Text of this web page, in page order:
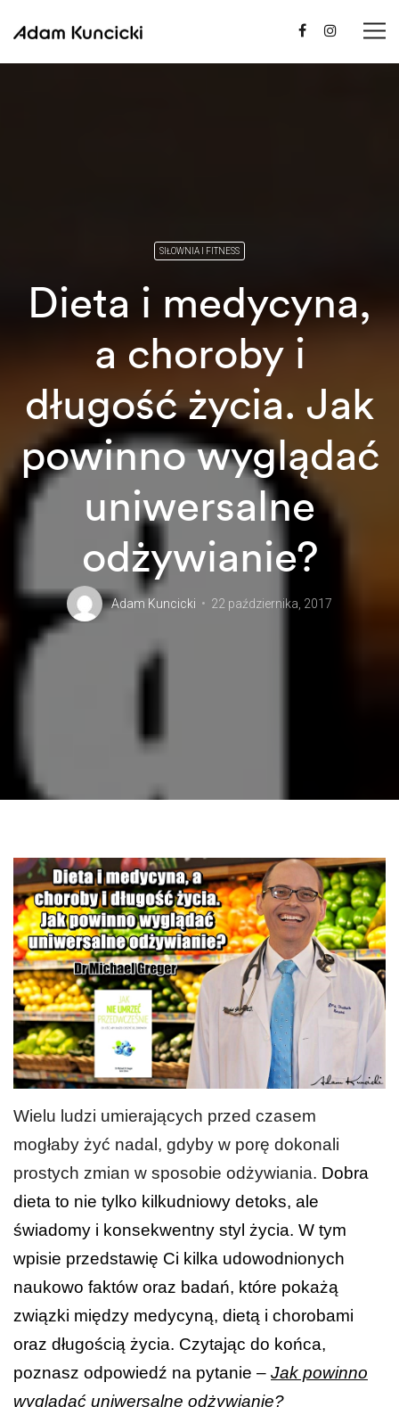
SIŁOWNIA I FITNESS
Dieta i medycyna,
a choroby i
długość życia. Jak
powinno wyglądać
uniwersalne
odżywianie?
Adam Kuncicki 22 października, 2017
Wielu ludzi umierających przed czasem
mogłaby żyć nadal, gdyby w porę dokonali
prostych zmian w sposobie odżywiania. Dobra
dieta to nie tylko kilkudniowy detoks, ale
świadomy i konsekwentny styl życia. W tym
wpisie przedstawię Ci kilka udowodnionych
naukowo faktów oraz badań, które pokażą
związki między medycyną, dietą i chorobami
oraz długością życia. Czytając do końca,
poznasz odpowiedź na pytanie – Jak powinno
wyglądać uniwersalne odżywianie?